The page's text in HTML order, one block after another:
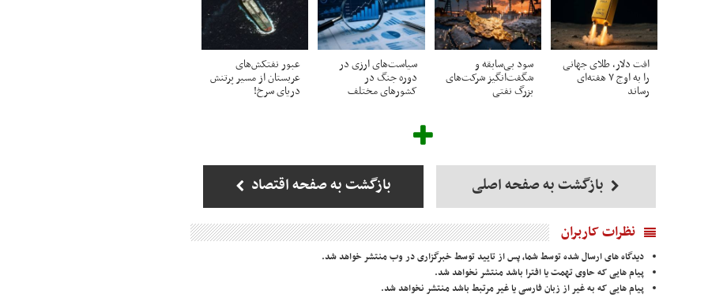
افت دلار، طلای جهانی
را به اوج ۷ هفته‌ای
رساند
سود بی‌سابقه و
شگفت‌انگیز شرکت‌های
بزرگ نفتی
سیاست‌های ارزی در
دوره جنگ در
کشورهای مختلف
عبور نفتکش‌های
عربستان از مسیر پرتنش
دریای سرخ!
بازگشت به صفحه اصلی بازگشت به صفحه اقتصاد
نظرات کاربران
دیدگاه های ارسال شده توسط شما، پس از تایید توسط خبرگزاری در وب منتشر خواهد شد.
پیام هایی که حاوی تهمت یا افترا باشد منتشر نخواهد شد.
پیام هایی که به غیر از زبان فارسی یا غیر مرتبط باشد منتشر نخواهد شد.